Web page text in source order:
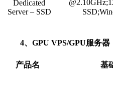
Dedicated
Server – SSD
4、GPU VPS/GPU服务器
产品名 基